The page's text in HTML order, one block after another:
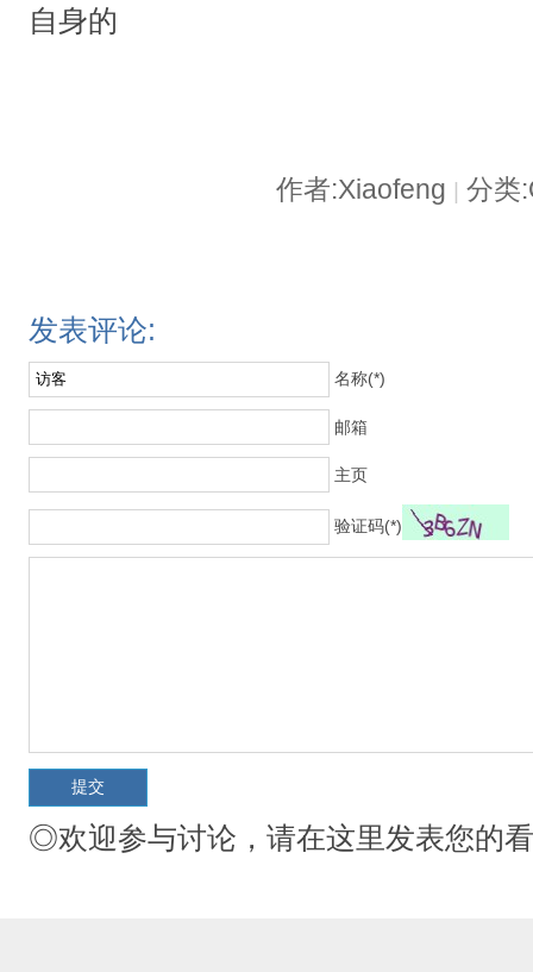
自身的
作者:Xiaofeng 分类
发表评论:
名称(*)
邮箱
主页
验证码(*)
◎欢迎参与讨论，请在这里发表您的